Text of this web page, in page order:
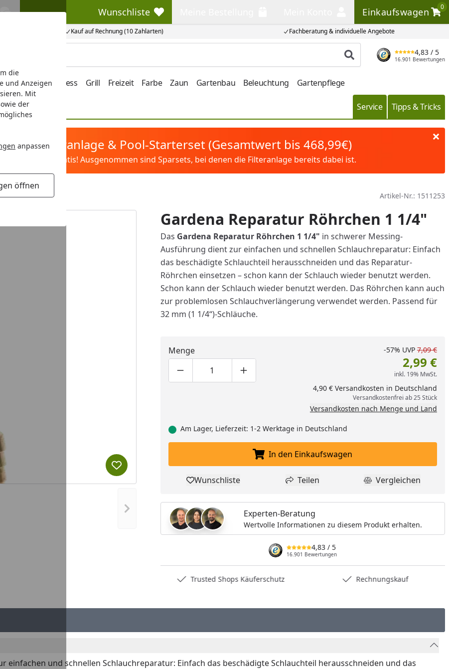
die
und Anzeigen
Mit
der
anpassen
öffnen
Kauf auf Rechnung (10 Zahlarten) Fachberatung & individuelle Angebote
Wunschliste
Wunschliste Einkaufswagen
0
Einkaufswagen
Produkt suchen
4,83 / 5
16.901 Bewertungen
Vordach Wellness Grill Freizeit Farbe Zaun Gartenbau Beleuchtung Gartenpflege
Service Tipps & Tricks
Sandfilteranlage & Pool-Starterset (Gesamtwert bis 468,99€)
Filter&Pflege gratis! Ausgenommen sind Sparsets, bei denen die Filteranlage bereits dabei ist.
1 1/4" Artikel-Nr.: 1511253
Nächstes Bild anzeigen
Produkt zur Wunschliste hinzufügen
Gardena Reparatur Röhrchen 1 1/4"
Das Gardena Reparatur Röhrchen 1 1/4" in schwerer Messing-
Ausführung dient zur einfachen und schnellen Schlauchreparatur: Einfach
das beschädigte Schlauchteil herausschneiden und das Reparatur-
Röhrchen einsetzen – schon kann der Schlauch wieder benutzt werden.
Schon kann der Schlauch wieder benutzt werden. Das Röhrchen kann auch
zur problemlosen Schlauchverlängerung verwendet werden. Passend für
32 mm (1 1/4“)-Schläuche.
Menge
Produktmenge um eins verringern
Produktmenge manuell eingeben
Produktmenge um eins erhöhen
-57% UVP 7,09 €
2,99 €
inkl. 19% MwSt.
4,90 € Versandkosten in Deutschland
Versandkostenfrei ab 25 Stück
Versandkosten nach Menge und Land
Am Lager, Lieferzeit: 1-2 Werktage in Deutschland
In den Einkaufswagen legen
In den Einkaufswagen
Produkt zur Wunschliste hinzufügen
Wunschliste Teilen
Teilen Produkt
Vergleichen
Experten-Beratung
Wertvolle Informationen zu diesem Produkt erhalten.
4,83 / 5
16.901 Bewertungen
Trusted Shops Käuferschutz Rechnungskauf
einfachen und schnellen Schlauchreparatur: Einfach das beschädigte Schlauchteil herausschneiden und das